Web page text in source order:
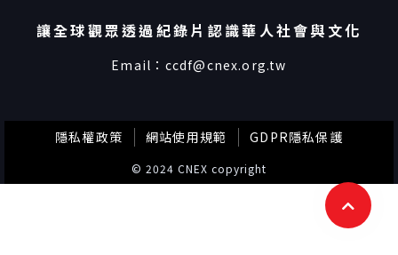
讓全球觀眾透過紀錄片認識華人社會與文化
Email： ccdf@cnex.org.tw
© 2024 CNEX copyright
隱私權政策 網站使用規範 GDPR隱私保護